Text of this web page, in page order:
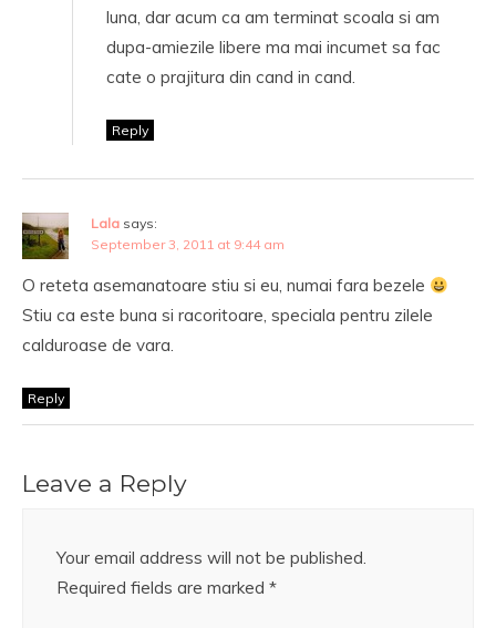
luna, dar acum ca am terminat scoala si am
dupa-amiezile libere ma mai incumet sa fac
cate o prajitura din cand in cand.
Reply
Lala says:
September 3, 2011 at 9:44 am
O reteta asemanatoare stiu si eu, numai fara bezele
Stiu ca este buna si racoritoare, speciala pentru zilele
calduroase de vara.
Reply
Leave a Reply
Your email address will not be published.
Required fields are marked *